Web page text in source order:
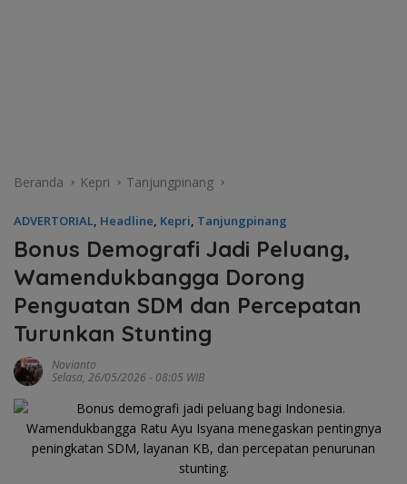
Beranda Kepri Tanjungpinang
ADVERTORIAL, Headline, Kepri, Tanjungpinang
Bonus Demografi Jadi Peluang,
Wamendukbangga Dorong
Penguatan SDM dan Percepatan
Turunkan Stunting
Novianto
Selasa, 26/05/2026 - 08:05 WIB